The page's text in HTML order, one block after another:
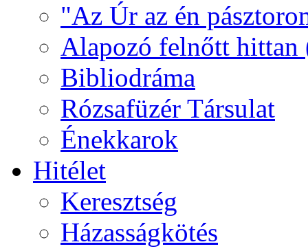
"Az Úr az én
Alapozó felnőtt hittan
Bibliodráma
Rózsafüzér Társulat
Énekkarok
Hitélet
Keresztség
Házasságkötés